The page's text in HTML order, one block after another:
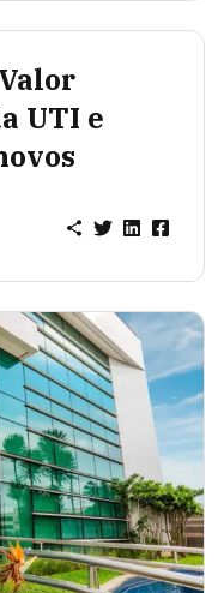
UTI e